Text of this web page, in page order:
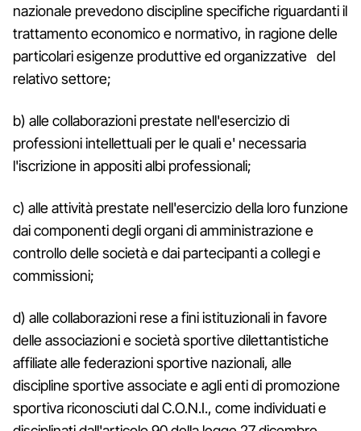
nazionale prevedono discipline specifiche riguardanti il
trattamento economico e normativo, in ragione delle
particolari esigenze produttive ed organizzative del
relativo settore;
b) alle collaborazioni prestate nell'esercizio di
professioni intellettuali per le quali e' necessaria
l'iscrizione in appositi albi professionali;
c) alle attività prestate nell'esercizio della loro funzione
dai componenti degli organi di amministrazione e
controllo delle società e dai partecipanti a collegi e
commissioni;
d) alle collaborazioni rese a fini istituzionali in favore
delle associazioni e società sportive dilettantistiche
affiliate alle federazioni sportive nazionali, alle
discipline sportive associate e agli enti di promozione
sportiva riconosciuti dal C.O.N.I., come individuati e